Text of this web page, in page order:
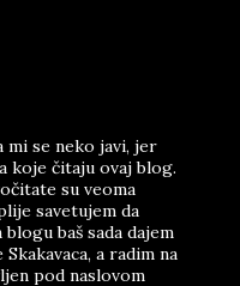
mi se neko javi, jer
koje čitaju ovaj blog.
su veoma
savetujem da
baš sada dajem
a radim na
pod naslovom